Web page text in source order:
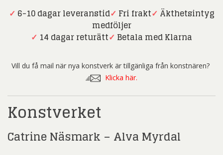
Alva
mängd
✓ 6-10 dagar leveranstid✓ Fri frakt✓ Äkthetsintyg
medföljer
✓ 14 dagar returätt✓ Betala med Klarna
Vill du få mail när nya konstverk är tillgänliga från konstnären?
Klicka här.
Konstverket
Catrine Näsmark – Alva Myrdal